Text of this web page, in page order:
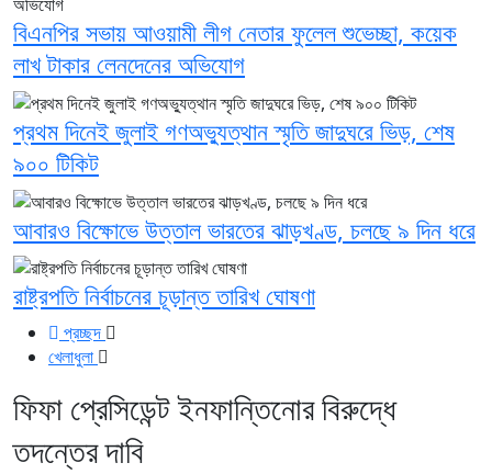
প্রচ্ছদ
খেলাধুলা
ফিফা প্রেসিডেন্ট ইনফান্তিনোর বিরুদ্ধে
তদন্তের দাবি
বিএনপির সভায় আওয়ামী লীগ নেতার ফুলেল শুভেচ্ছা, কয়েক
লাখ টাকার লেনদেনের অভিযোগ
প্রথম দিনেই জুলাই গণঅভ্যুত্থান স্মৃতি জাদুঘরে ভিড়, শেষ
৯০০ টিকিট
আবারও বিক্ষোভে উত্তাল ভারতের ঝাড়খণ্ড, চলছে ৯ দিন ধরে
রাষ্ট্রপতি নির্বাচনের চূড়ান্ত তারিখ ঘোষণা